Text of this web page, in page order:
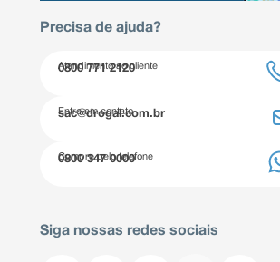
Precisa de ajuda?
Atendimento ao cliente
0800 771 2120
Entre em contato
sac@drogal.com.br
Compre pelo telefone
0800 347 0000
Siga nossas redes sociais